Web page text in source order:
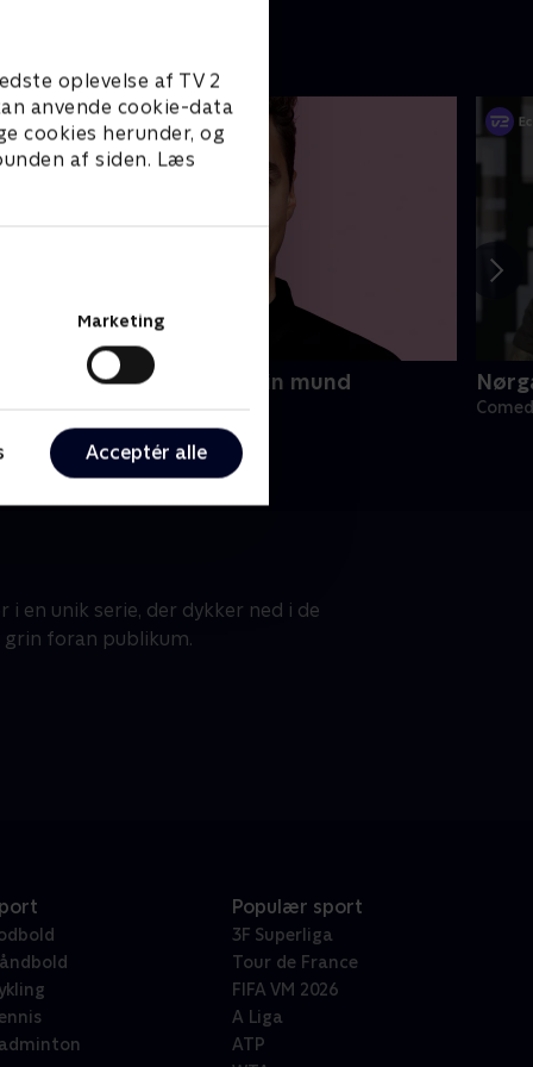
oplevelse af TV 2
anvende cookie-data
cookies herunder, og
af siden. Læs
Marketing
Acceptér alle
Ruben Søltoft - Ting fra min mund
• 1 sæsoner
en unik serie, der dykker ned i de
foran publikum.
Populær sport
3F Superliga
Tour de France
FIFA VM 2026
A Liga
ATP